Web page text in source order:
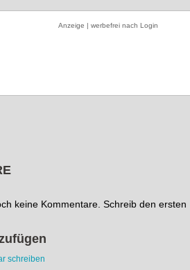
Anzeige | werbefrei nach Login
keine Kommentare. Schreib den ersten
schreiben